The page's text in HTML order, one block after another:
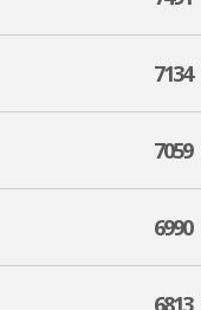
7134
7059
6990
6813